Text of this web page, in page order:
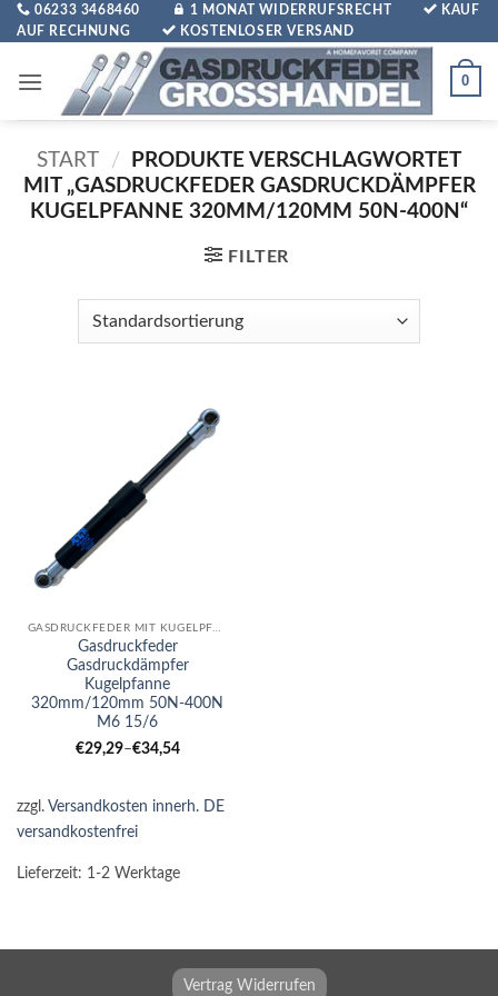
Zum
Inhalt
06233 3468460 1 MONAT WIDERRUFSRECHT
KAUF
AUF RECHNUNG
KOSTENLOSER VERSAND
0
START /
PRODUKTE VERSCHLAGWORTET
MIT „GASDRUCKFEDER GASDRUCKDÄMPFER
KUGELPFANNE 320MM/120MM 50N-400N“
FILTER
GASDRUCKFEDER MIT KUGELPFANNE
Gasdruckfeder
Gasdruckdämpfer
Kugelpfanne
320mm/120mm 50N-400N
M6 15/6
€29,29–€34,54
zzgl. Versandkosten innerh. DE
versandkostenfrei
Lieferzeit: 1-2 Werktage
Vertrag Widerrufen